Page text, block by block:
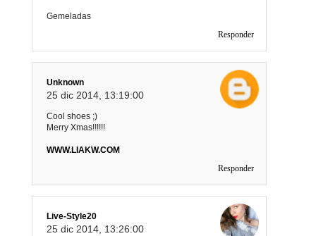
Gemeladas
Responder
Unknown
25 dic 2014, 13:19:00
Cool shoes ;)
Merry Xmas!!!!!!
WWW.LIAKW.COM
Responder
Live-Style20
25 dic 2014, 13:26:00